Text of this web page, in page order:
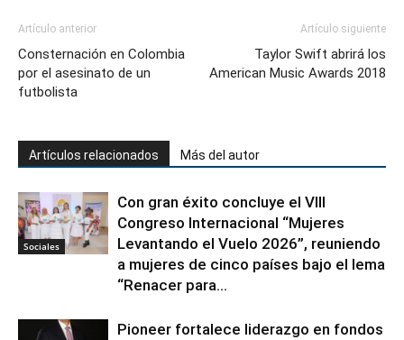
Artículo anterior
Consternación en Colombia
por el asesinato de un
futbolista
Artículo siguiente
Taylor Swift abrirá los
American Music Awards 2018
Artículos relacionados Más del autor
Sociales
Con gran éxito concluye el VIII
Congreso Internacional “Mujeres
Levantando el Vuelo 2026”, reuniendo
a mujeres de cinco países bajo el lema
“Renacer para...
Pioneer fortalece liderazgo en fondos